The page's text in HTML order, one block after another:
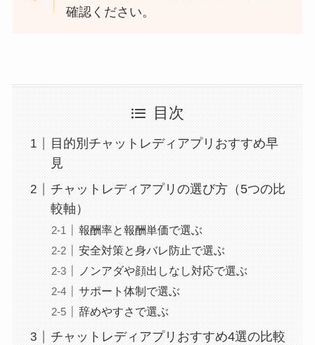
確認ください。
目次
目的別チャットレディアプリおすすめ早
見
チャットレディアプリの選び方（5つの比
較軸）
報酬率と報酬単価で選ぶ
安全対策と身バレ防止で選ぶ
ノンアダや顔出しなし対応で選ぶ
サポート体制で選ぶ
辞めやすさで選ぶ
チャットレディアプリおすすめ4選の比較